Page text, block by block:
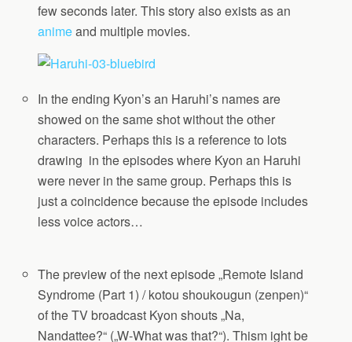
few seconds later. This story also exists as an
animeand multiple movies.
In the ending Kyon’s an Haruhi’s names are
showed on the same shot without the other
characters. Perhaps this is a reference to lots
drawing in the episodes where Kyon an Haruhi
were never in the same group. Perhaps this is
just a coincidence because the episode includes
less voice actors…
The preview of the next episode „Remote Island
Syndrome (Part 1) / kotou shoukougun (zenpen)“
of the TV broadcast Kyon shouts „Na,
Nandattee?“ („W-What was that?“). Thism ight be